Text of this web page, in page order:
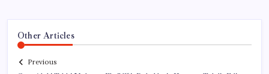
Other Articles
Previous